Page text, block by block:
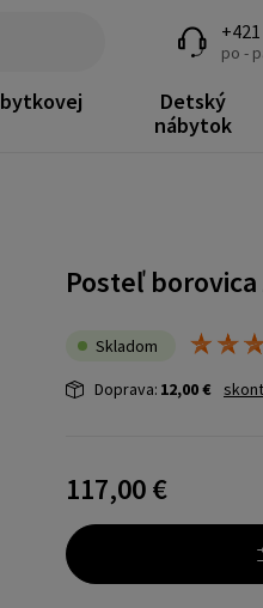
po -
Detský
nábytok
Posteľ
Skladom
Doprava: 12,00 €
117,00 €